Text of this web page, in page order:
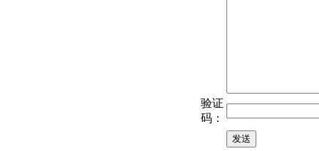
验证
码：